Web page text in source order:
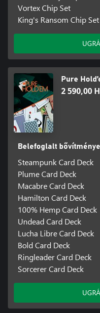
Vortex Chip Set
King's Ransom Chip Set
Pure
2 590,00
Belefoglalt
Steampunk Card Deck
Plume Card Deck
Macabre Card Deck
Hamilton Card Deck
100% Hemp Card Deck
Undead Card Deck
Lucha Libre Card Deck
Bold Card Deck
Ringleader Card Deck
Sorcerer Card Deck